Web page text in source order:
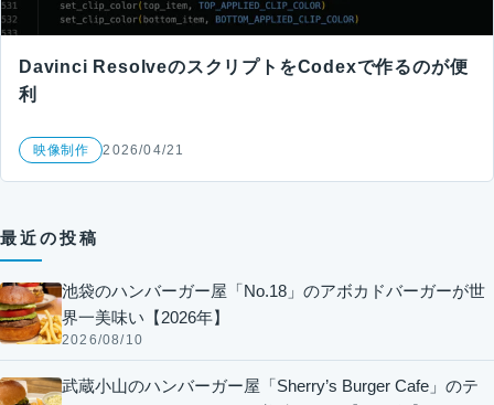
Davinci ResolveのスクリプトをCodexで作るのが便
利
映像制作 2026/04/21
最近の投稿
池袋のハンバーガー屋「No.18」のアボカドバーガーが世
界一美味い【2026年】
2026/08/10
武蔵小山のハンバーガー屋「Sherry’s Burger Cafe」のテ